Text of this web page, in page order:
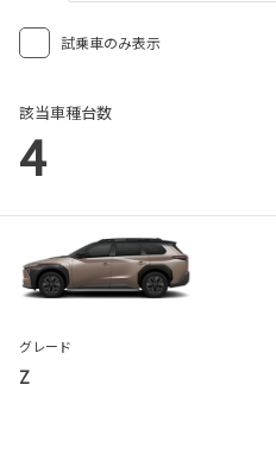
試乗車のみ表示
該当車種台数
4
グレード
Z